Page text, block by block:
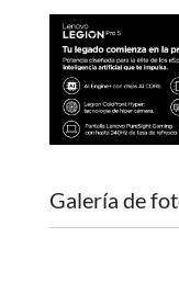
Galería de